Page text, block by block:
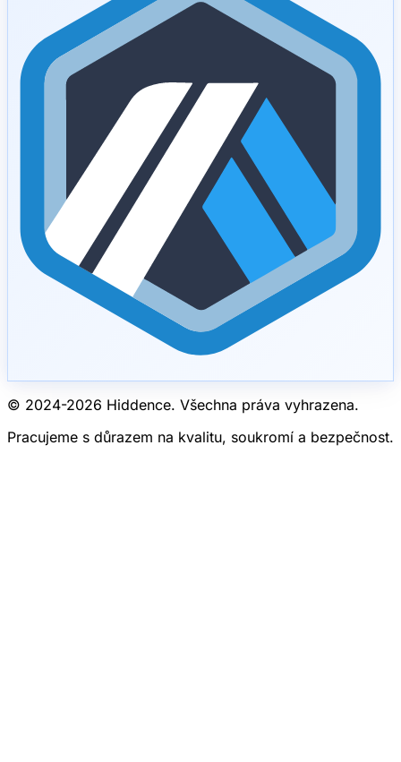
© 2024-2026 Hiddence. Všechna práva vyhrazena.
Pracujeme s důrazem na kvalitu, soukromí a bezpečnost.